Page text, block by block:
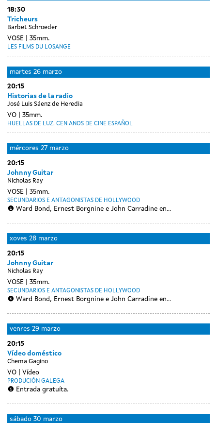
18:30
Tricheurs
Barbet Schroeder
VOSE 35mm.
LES FILMS DU LOSANGE
luns
25
marzo
Day
without
sessions
martes 26 marzo
20:15
Historias de la radio
José Luis Sáenz de Heredia
VO 35mm.
HUELLAS DE LUZ. CEN ANOS DE CINE ESPAÑOL
mércores 27 marzo
20:15
Johnny Guitar
Nicholas Ray
VOSE 35mm.
SECUNDARIOS E ANTAGONISTAS DE HOLLYWOOD
Ward Bond, Ernest Borgnine e John Carradine en...
xoves 28 marzo
20:15
Johnny Guitar
Nicholas Ray
VOSE 35mm.
SECUNDARIOS E ANTAGONISTAS DE HOLLYWOOD
Ward Bond, Ernest Borgnine e John Carradine en...
venres 29 marzo
20:15
Vídeo doméstico
Chema Gagino
VO Vídeo
PRODUCIÓN GALEGA
Entrada gratuíta.
sábado 30 marzo